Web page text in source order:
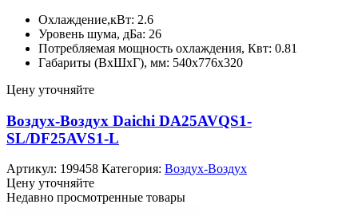
Охлаждение,кВт: 2.6
Уровень шума, дБа: 26
Потребляемая мощность охлаждения, Квт: 0.81
Габариты (ВхШхГ), мм: 540х776х320
Цену уточняйте
Воздух-Воздух Daichi DA25AVQS1-
SL/DF25AVS1-L
Артикул: 199458 Категория: Воздух-Воздух
Цену уточняйте
Недавно просмотренные товары